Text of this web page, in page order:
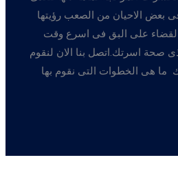
بعض الاحيان من الصعب رؤيتها
القضاء على البق فى اسرع وقت
صحة اسرتك.اتصل بنا الان لنقوم
ما هى الخطوات التى نقوم بها